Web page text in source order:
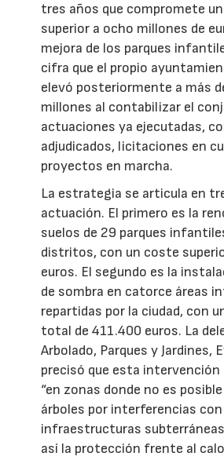
tres años que compromete
superior a ocho millones de
mejora de los parques
cifra que el propio
elevó posteriormente a más
millones al contabilizar el
actuaciones ya ejecutadas,
adjudicados, licitaciones en
proyectos en marcha.
La estrategia se articula en
actuación. El primero es la
suelos de 29 parques
distritos, con un coste
euros. El segundo es la
de sombra en catorce áreas
repartidas por la ciudad, con
total de 411.400 euros. La
Arbolado, Parques y Jardines,
precisó que esta intervención
“en zonas donde no es
árboles por interferencias con
infraestructuras
así la protección frente al